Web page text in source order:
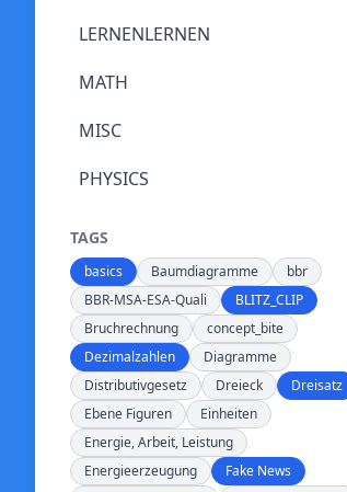
LERNENLERNEN
MATH
MISC
PHYSICS
TAGS
basics Baumdiagramme
bbr
BBR-MSA-ESA-Quali
BLITZ_CLIP
Bruchrechnung
concept_bite
Dezimalzahlen
Diagramme
Distributivgesetz
Dreieck
Dreisatz
Ebene Figuren
Einheiten
Energie, Arbeit, Leistung
Energieerzeugung
Fake News